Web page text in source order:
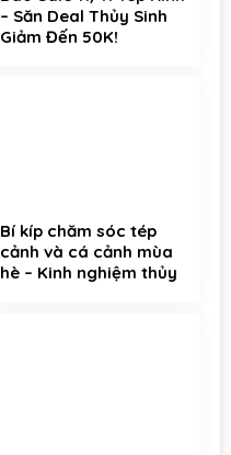
– Săn Deal Thủy Sinh
Giảm Đến 50K!
Bí kíp chăm sóc tép
cảnh và cá cảnh mùa
hè – Kinh nghiệm thủy